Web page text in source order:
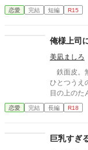
いっ。ちょっと待
ると、私の仕事は終わる。
ー。」 保育園に迎えに行かなきゃいけない子、『太陽』。 私は子
供と一緒に・・・暮ら
ー 翔馬「おいおい嘘だろ？」 宏斗「子供・・・いたんだ・・。」
航平「いくつん
消防署で開かれ
た一人の消防士
だ。・・・絶
ルが薄氷なもので
恋愛 完結 短編 R15
俺様上司
美凪ましろ
鉄面皮。
ひとつうえ
目の上の
えっろい」
しこまれ
2start～
中です！
恋愛 完結 長編 R18
巨乳すぎ